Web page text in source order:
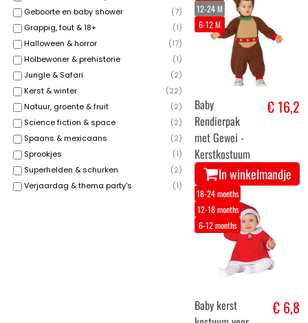
Geboorte en baby shower
(7)
Grappig, fout & 18+
(1)
Halloween & horror
(17)
Holbewoner & prehistorie
(1)
Jungle & Safari
(2)
Kerst & winter
(22)
Natuur, groente & fruit
(2)
Science fiction & space
(2)
Spaans & mexicaans
(2)
Sprookjes
(1)
Superhelden & schurken
(2)
Verjaardag & thema party's
(1)
12-24 M
6-12 M
Baby
Rendierpak
met Gewei -
Kerstkostuum
€ 16,2
In winkelmandje
18-24 months
12-18 months
6-12 months
Baby kerst
€ 6,8